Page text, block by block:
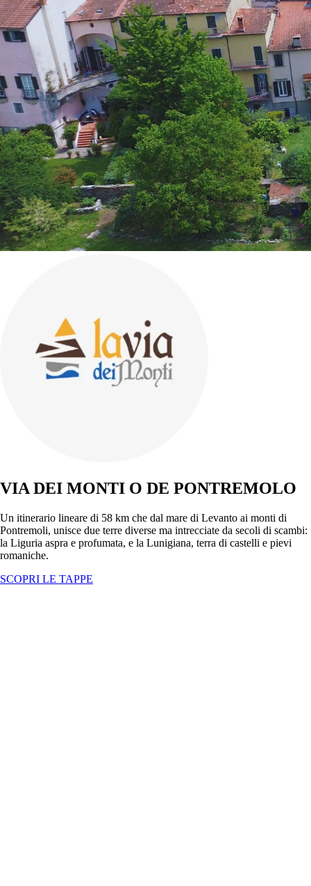
VIA DEI MONTI O DE PONTREMOLO
Un itinerario lineare di 58 km che dal mare di Levanto ai monti di
Pontremoli, unisce due terre diverse ma intrecciate da secoli di scambi:
la Liguria aspra e profumata, e la Lunigiana, terra di castelli e pievi
romaniche.
SCOPRI LE TAPPE